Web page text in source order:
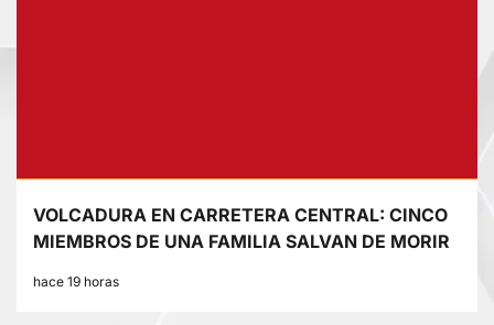
VOLCADURA EN CARRETERA CENTRAL: CINCO
MIEMBROS DE UNA FAMILIA SALVAN DE MORIR
hace 19 horas